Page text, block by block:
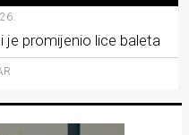
je promijenio lice baleta